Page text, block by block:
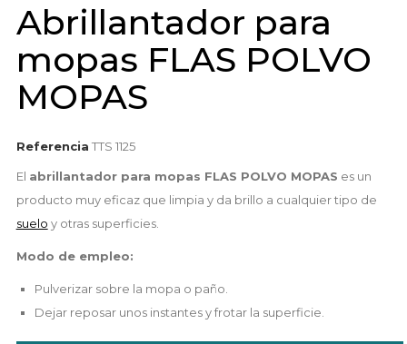
Abrillantador para
mopas FLAS POLVO
MOPAS
Referencia TTS 1125
El abrillantador para mopas FLAS POLVO MOPAS es un
producto muy eficaz que limpia y da brillo a cualquier tipo de
suelo y otras superficies.
Modo de empleo:
Pulverizar sobre la mopa o paño.
Dejar reposar unos instantes y frotar la superficie.